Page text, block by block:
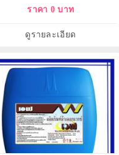
ราคา 0 บาท
ดูรายละเอียด